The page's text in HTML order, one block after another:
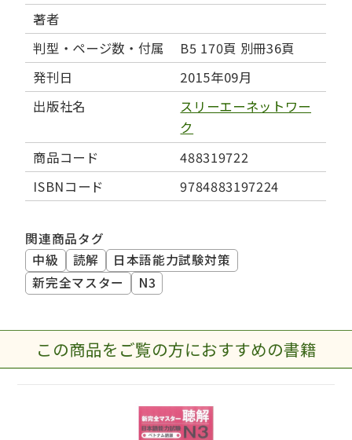
著者
判型・ページ数・付属
B5 170頁 別冊36頁
発刊日
2015年09月
出版社名
スリーエーネットワー
ク
商品コード
488319722
ISBNコード
9784883197224
関連商品タグ
中級
読解
日本語能力試験対策
新完全マスター
N3
この商品をご覧の方におすすめの書籍